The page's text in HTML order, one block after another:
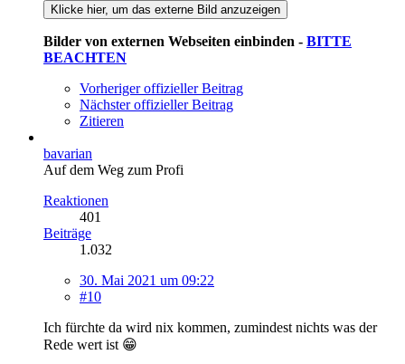
Klicke hier, um das externe Bild anzuzeigen
Bilder von externen Webseiten einbinden - BITTE
BEACHTEN
Vorheriger offizieller Beitrag
Nächster offizieller Beitrag
Zitieren
bavarian
Auf dem Weg zum Profi
Reaktionen
401
Beiträge
1.032
30. Mai 2021 um 09:22
#10
Ich fürchte da wird nix kommen, zumindest nichts was der
Rede wert ist 😁